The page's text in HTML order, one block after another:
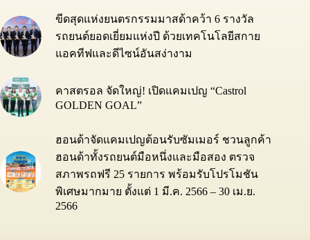
ขีดสุดแห่งยนตรกรรมมาสด้าคว้า 6 รางวัล
รถยนต์ยอดเยี่ยมแห่งปี ด้วยเทคโนโลยีสกาย
แอคทีฟและดีไซน์อันสง่างาม
คาสตรอล จัดใหญ่! เปิดแคมเปญ “Castrol
GOLDEN GOAL”
ฮอนด้าจัดแคมเปญต้อนรับซัมเมอร์ ชวนลูกค้า
ฮอนด้าทั้งรถยนต์มือหนึ่งและมือสอง ตรวจ
สภาพรถฟรี 25 รายการ พร้อมรับโปรโมชัน
พิเศษมากมาย ตั้งแต่ 1 มี.ค. 2566 – 30 เม.ย.
2566